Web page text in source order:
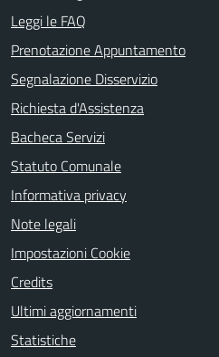
Leggi le FAQ
Prenotazione Appuntamento
Segnalazione Disservizio
Richiesta d'Assistenza
Bacheca Servizi
Statuto Comunale
Informativa privacy
Note legali
Impostazioni Cookie
Credits
Ultimi aggiornamenti
Statistiche